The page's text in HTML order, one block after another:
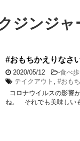
クジンジ
#おもちかえりなさ
2020/05/12 -食べ歩
テイクアウト , #おも
コロナウイルスの影響
ね。 それでも美味しい